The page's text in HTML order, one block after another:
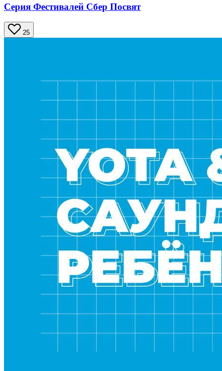
Серия Фестивалей Сбер Посвят
25